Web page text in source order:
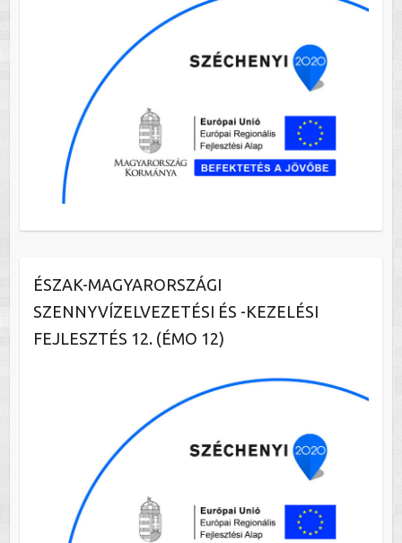
ÉSZAK-MAGYARORSZÁGI
SZENNYVÍZELVEZETÉSI ÉS -KEZELÉSI
FEJLESZTÉS 12. (ÉMO 12)